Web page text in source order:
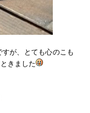
が、とても心のこも
きました